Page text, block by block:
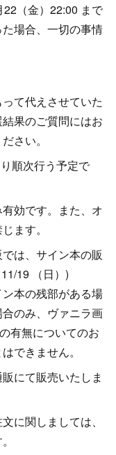
（金）22:00 まで
場合、一切の事情
て代えさせていた
果のご質問にはお
さい。
順次行う予定で
効です。また、オ
ます。
は、サイン本の販
19 （日）)
本の残部がある場
のみ、ヴァニラ画
有無についてのお
できません。
にて販売いたしま
に関しましては、